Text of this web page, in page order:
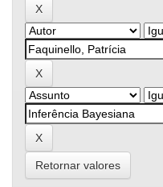
Retornar valores